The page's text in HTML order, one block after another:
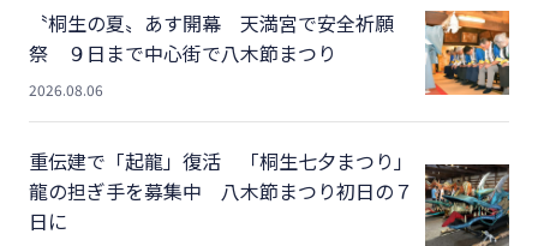
〝桐生の夏〟あす開幕 天満宮で安全祈願
祭 ９日まで中心街で八木節まつり
2026.08.06
重伝建で「起龍」復活 「桐生七夕まつり」
龍の担ぎ手を募集中 八木節まつり初日の７
日に